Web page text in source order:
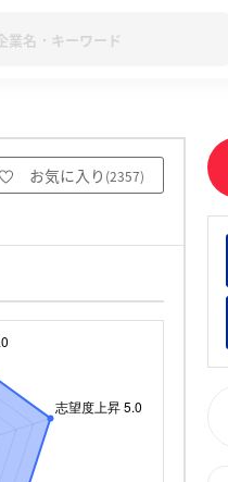
みんなの新卒就職人
28卒 IT・DX現場社
お気に入り (2357)